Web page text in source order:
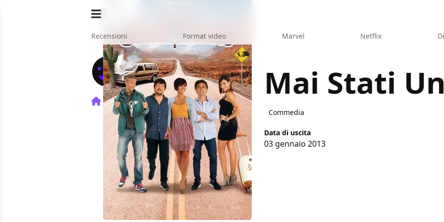
Recensioni Format video Marvel Netflix
Home Film Mai Stati Uniti Mai Stati
Commedia
Data di uscita
03 gennaio 2013